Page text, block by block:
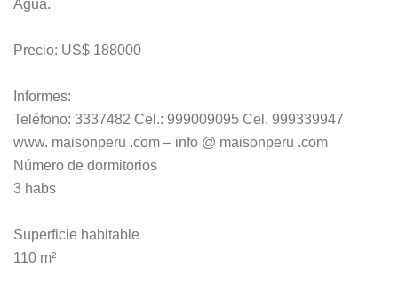
Agua.
Precio: US$ 188000
Informes:
Teléfono: 3337482 Cel.: 999009095 Cel. 999339947
www. maisonperu .com – info @ maisonperu .com
Número de dormitorios
3 habs
Superficie habitable
110 m²